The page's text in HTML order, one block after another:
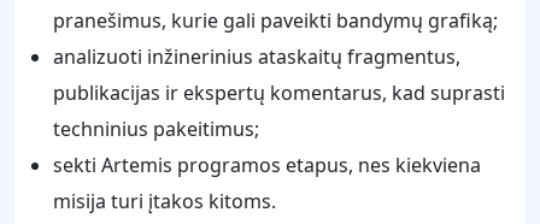
pranešimus, kurie gali paveikti bandymų grafiką;
analizuoti inžinerinius ataskaitų fragmentus,
publikacijas ir ekspertų komentarus, kad suprasti
techninius pakeitimus;
sekti Artemis programos etapus, nes kiekviena
misija turi įtakos kitoms.